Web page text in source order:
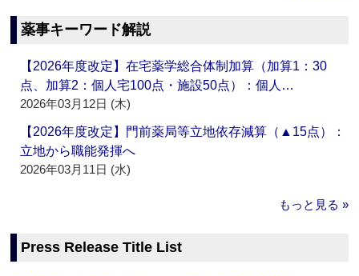
薬事キーワード解説
【2026年度改定】在宅薬学総合体制加算（加算1：30
点、加算2：個人宅100点・施設50点）：個人…
2026年03月12日 (木)
【2026年度改定】門前薬局等立地依存減算（▲15点）：
立地から職能発揮へ
2026年03月11日 (水)
もっと見る »
Press Release Title List